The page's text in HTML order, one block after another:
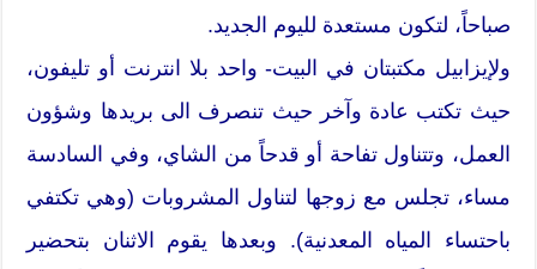
صباحاً، لتكون مستعدة لليوم الجديد.
ولإيزابيل مكتبتان في البيت- واحد بلا انترنت أو تليفون،
حيث تكتب عادة وآخر حيث تنصرف الى بريدها وشؤون
العمل، وتتناول تفاحة أو قدحاً من الشاي، وفي السادسة
مساء، تجلس مع زوجها لتناول المشروبات (وهي تكتفي
باحتساء المياه المعدنية). وبعدها يقوم الاثنان بتحضير